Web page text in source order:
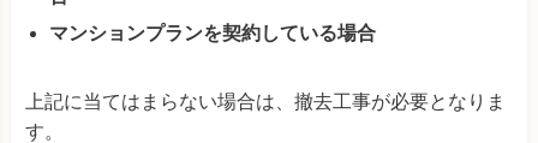
マンションプランを契約している場合
上記に当てはまらない場合は、撤去工事が必要となりま
す。